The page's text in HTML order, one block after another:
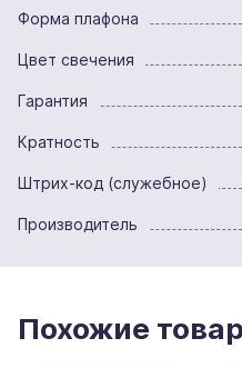
Форма плафона
Цвет свечения
Гарантия
Кратность
Штрих-код (служебное)
Производитель
Похожие